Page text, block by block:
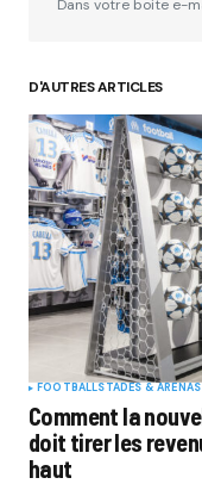
Your Name*
Your E-mail*
Submit
Dans votre boite e-
D'AUTRES ARTICLES
FOOTBALLSTADES & ARENAS
Comment la
doit tirer les
haut